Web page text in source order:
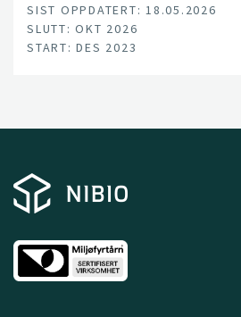
SIST OPPDATERT: 18.05.2026
SLUTT: OKT 2026
START: DES 2023